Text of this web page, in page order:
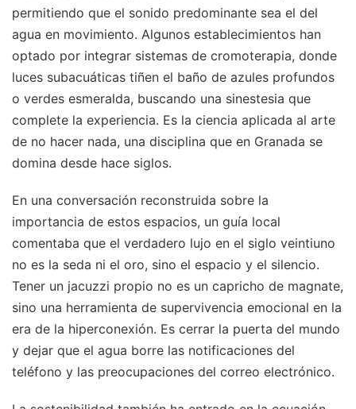
permitiendo que el sonido predominante sea el del
agua en movimiento. Algunos establecimientos han
optado por integrar sistemas de cromoterapia, donde
luces subacuáticas tiñen el baño de azules profundos
o verdes esmeralda, buscando una sinestesia que
complete la experiencia. Es la ciencia aplicada al arte
de no hacer nada, una disciplina que en Granada se
domina desde hace siglos.
En una conversación reconstruida sobre la
importancia de estos espacios, un guía local
comentaba que el verdadero lujo en el siglo veintiuno
no es la seda ni el oro, sino el espacio y el silencio.
Tener un jacuzzi propio no es un capricho de magnate,
sino una herramienta de supervivencia emocional en la
era de la hiperconexión. Es cerrar la puerta del mundo
y dejar que el agua borre las notificaciones del
teléfono y las preocupaciones del correo electrónico.